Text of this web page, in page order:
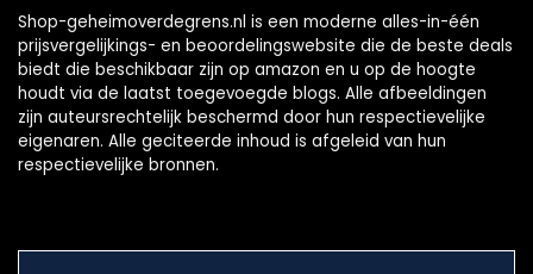
Shop-geheimoverdegrens.nl is een moderne alles-in-één
prijsvergelijkings- en beoordelingswebsite die de beste deals
biedt die beschikbaar zijn op amazon en u op de hoogte
houdt via de laatst toegevoegde blogs. Alle afbeeldingen
zijn auteursrechtelijk beschermd door hun respectievelijke
eigenaren. Alle geciteerde inhoud is afgeleid van hun
respectievelijke bronnen.